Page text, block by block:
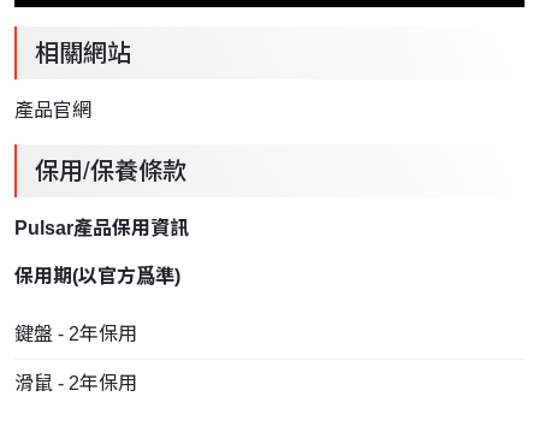
相關網站
產品官網
保用/保養條款
Pulsar產品保用資訊
保用期(以官方爲準)
鍵盤 - 2年保用
滑鼠 - 2年保用